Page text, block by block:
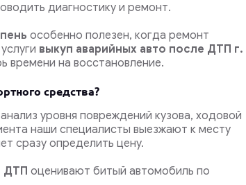
диагностику и ремонт.
особенно полезен, когда ремонт
выкуп аварийных авто после ДТП г.
времени на восстановление.
средства?
уровня повреждений кузова, ходовой
наши специалисты выезжают к месту
сразу определить цену.
ДТП оценивают битый автомобиль по